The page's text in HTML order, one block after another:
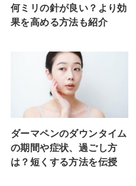
何ミリの針が良い？より効
果を高める方法も紹介
ダーマペンのダウンタイム
の期間や症状、過ごし方
は？短くする方法を伝授